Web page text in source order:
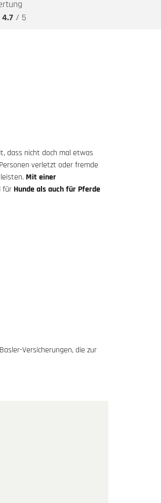
4.7/ 5
dass nicht doch mal etwas
verletzt oder fremde
Mit einer
für Hunde als auch für Pferde
Versicherungen, die zur